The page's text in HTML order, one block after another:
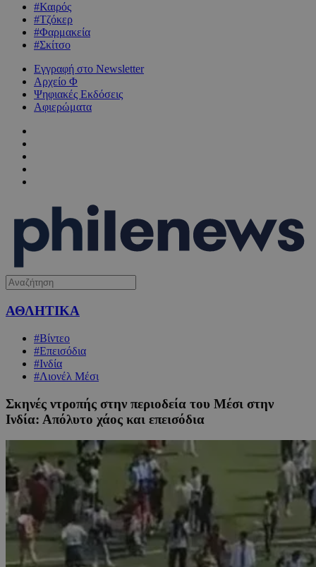
#Καιρός
#Τζόκερ
#Φαρμακεία
#Σκίτσο
Εγγραφή στο Newsletter
Αρχείο Φ
Ψηφιακές Εκδόσεις
Αφιερώματα
ΑΘΛΗΤΙΚΑ
#Βίντεο
#Επεισόδια
#Ινδία
#Λιονέλ Μέσι
Σκηνές ντροπής στην περιοδεία του Μέσι στην
Ινδία: Απόλυτο χάος και επεισόδια